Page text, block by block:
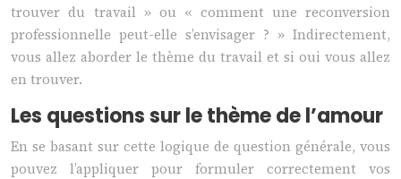
trouver du travail » ou « comment une reconversion
professionnelle peut-elle s’envisager ? » Indirectement,
vous allez aborder le thème du travail et si oui vous allez
en trouver.
Les questions sur le thème de l’amour
En se basant sur cette logique de question générale, vous
pouvez l’appliquer pour formuler correctement vos